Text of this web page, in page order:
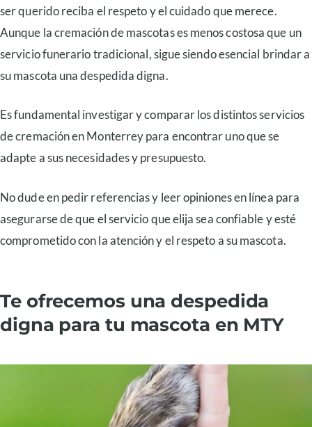
ser querido reciba el respeto y el cuidado que merece.
Aunque la cremación de mascotas es menos costosa que un
servicio funerario tradicional, sigue siendo esencial brindar a
su mascota una despedida digna.
Es fundamental investigar y comparar los distintos servicios
de cremación en Monterrey para encontrar uno que se
adapte a sus necesidades y presupuesto.
No dude en pedir referencias y leer opiniones en línea para
asegurarse de que el servicio que elija sea confiable y esté
comprometido con la atención y el respeto a su mascota.
Te ofrecemos una despedida
digna para tu mascota en MTY